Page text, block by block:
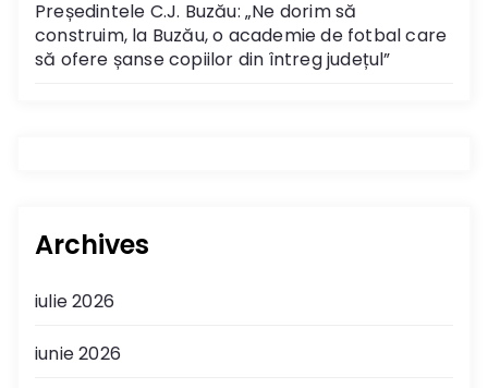
Președintele C.J. Buzău: „Ne dorim să
construim, la Buzău, o academie de fotbal care
să ofere șanse copiilor din întreg județul”
Archives
iulie 2026
iunie 2026